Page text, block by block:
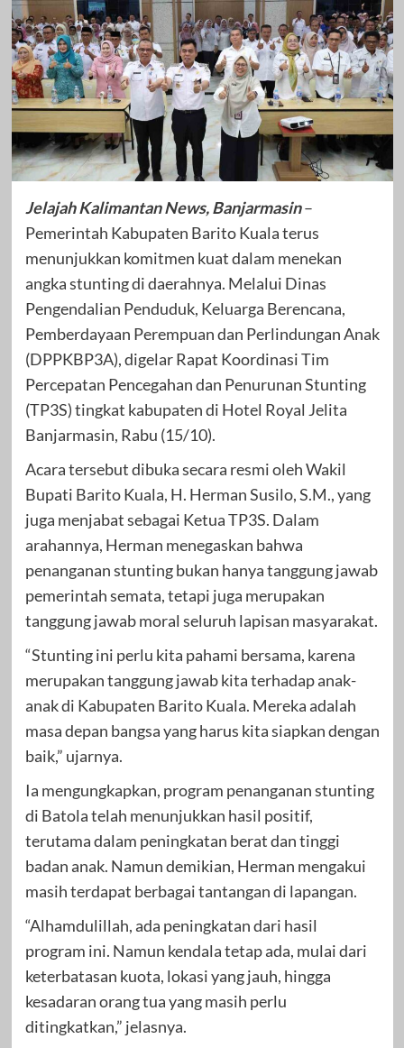
Jelajah Kalimantan News, Banjarmasin–
Pemerintah Kabupaten Barito Kuala terus
menunjukkan komitmen kuat dalam menekan
angka stunting di daerahnya. Melalui Dinas
Pengendalian Penduduk, Keluarga Berencana,
Pemberdayaan Perempuan dan Perlindungan Anak
(DPPKBP3A), digelar Rapat Koordinasi Tim
Percepatan Pencegahan dan Penurunan Stunting
(TP3S) tingkat kabupaten di Hotel Royal Jelita
Banjarmasin, Rabu (15/10).
Acara tersebut dibuka secara resmi oleh Wakil
Bupati Barito Kuala, H. Herman Susilo, S.M., yang
juga menjabat sebagai Ketua TP3S. Dalam
arahannya, Herman menegaskan bahwa
penanganan stunting bukan hanya tanggung jawab
pemerintah semata, tetapi juga merupakan
tanggung jawab moral seluruh lapisan masyarakat.
“Stunting ini perlu kita pahami bersama, karena
merupakan tanggung jawab kita terhadap anak-
anak di Kabupaten Barito Kuala. Mereka adalah
masa depan bangsa yang harus kita siapkan dengan
baik,” ujarnya.
Ia mengungkapkan, program penanganan stunting
di Batola telah menunjukkan hasil positif,
terutama dalam peningkatan berat dan tinggi
badan anak. Namun demikian, Herman mengakui
masih terdapat berbagai tantangan di lapangan.
“Alhamdulillah, ada peningkatan dari hasil
program ini. Namun kendala tetap ada, mulai dari
keterbatasan kuota, lokasi yang jauh, hingga
kesadaran orang tua yang masih perlu
ditingkatkan,” jelasnya.